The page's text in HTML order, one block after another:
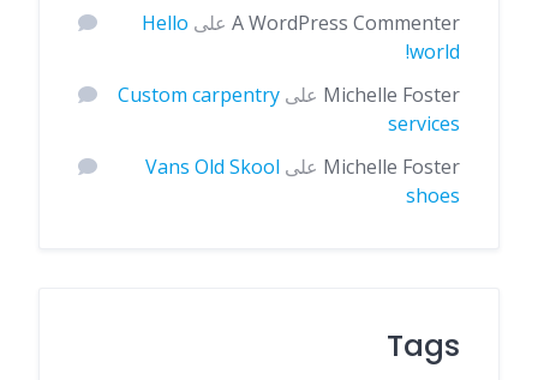
A WordPress Commenter على Hello
world!
Michelle Foster على Custom carpentry
services
Michelle Foster على Vans Old Skool
shoes
Tags